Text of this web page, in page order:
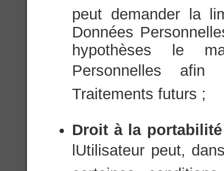
peut demander la
Données
hypothèses le
Personnelles afin
Traitements futurs ;
Droit à la
lUtilisateur peut,